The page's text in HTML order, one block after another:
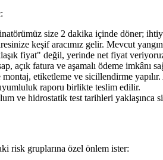
size 2 dakika içinde döner;
keşif aracımız gelir. Mevcut
fiyat" değil, yerinde net fiyat
açık fatura ve aşamalı ödeme imkânı
etiketleme ve sicillendirme
raporu birlikte teslim edilir.
ve hidrostatik test tarihleri yaklaşınca
risk gruplarına özel önlem ister: